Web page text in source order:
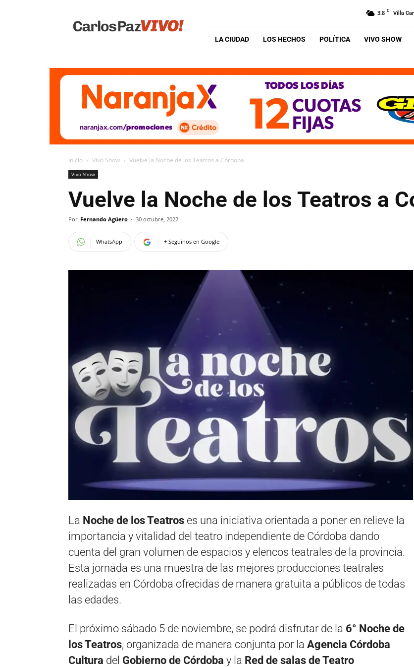
Vivo
3.8 C Villa
LA CIUDAD LOS HECHOS POLÍTICA VIVO SHOW
Inicio Vivo Show Vuelve la Noche de los Teatros a Córdoba
Vivo Show
Vuelve la Noche de los Teatros a
Por Fernando Agüero - 30 octubre, 2022
WhatsApp + Seguinos en Google
La Noche de los Teatros es una iniciativa orientada a poner en relieve la
importancia y vitalidad del teatro independiente de Córdoba dando
cuenta del gran volumen de espacios y elencos teatrales de la provincia.
Esta jornada es una muestra de las mejores producciones teatrales
realizadas en Córdoba ofrecidas de manera gratuita a públicos de todas
las edades.
El próximo sábado 5 de noviembre, se podrá disfrutar de la 6° Noche de
los Teatros, organizada de manera conjunta por la Agencia Córdoba
Cultura del Gobierno de Córdoba y la Red de salas de Teatro